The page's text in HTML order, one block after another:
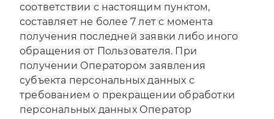
соответствии с настоящим пунктом,
составляет не более 7 лет с момента
получения последней заявки либо иного
обращения от Пользователя. При
получении Оператором заявления
субъекта персональных данных с
требованием о прекращении обработки
персональных данных Оператор